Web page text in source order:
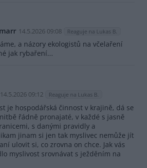
14.5.2026 09:08 Reaguje na Lukas B.
a názory ekologistů na včelaření
jak rybaření...
14.5.2026 09:12 Reaguje na Lukas B.
je hospodářská činnost v krajině, dá se
řádně pronajaté, v každé s jasně
s danými pravidly a
jinam si jen tak myslivec nemůže jít
ulovit si, co zrovna on chce. Jak vás
myslivost srovnávat s ježděním na